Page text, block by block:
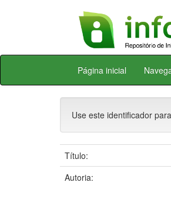
Skip
Página inicial
Use este identificador
Título:
Autoria: